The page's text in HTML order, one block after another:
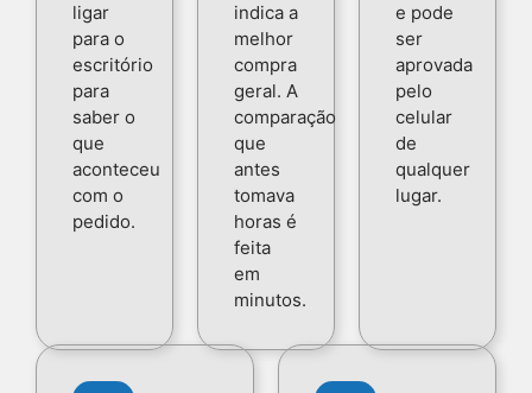
ligar
para o
escritório
para
saber o
que
aconteceu
com o
pedido.
indica a
melhor
compra
geral. A
comparação
que
antes
tomava
horas é
feita
em
minutos.
e pode
ser
aprovada
pelo
celular
de
qualquer
lugar.